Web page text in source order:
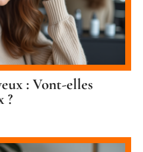
: Vont-elles
?